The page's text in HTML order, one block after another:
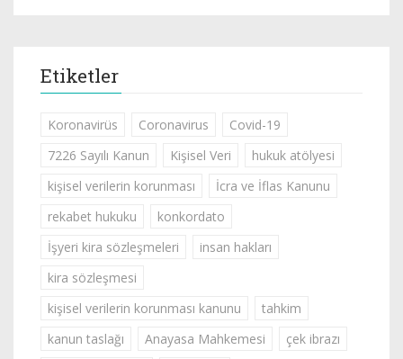
Etiketler
Koronavirüs Coronavirus
Covid-19
7226 Sayılı Kanun
Kişisel Veri
hukuk atölyesi
kişisel verilerin korunması
İcra ve İflas Kanunu
rekabet hukuku
konkordato
İşyeri kira sözleşmeleri
insan hakları
kira sözleşmesi
kişisel verilerin korunması kanunu
tahkim
kanun taslağı
Anayasa Mahkemesi
çek ibrazı